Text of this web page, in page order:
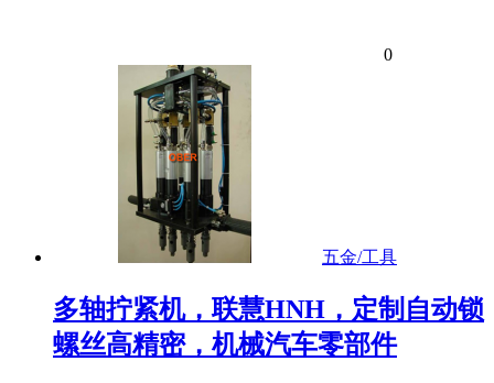
0
五金/工具
多轴拧紧机，联慧HNH，定制自动锁
螺丝高精密，机械汽车零部件